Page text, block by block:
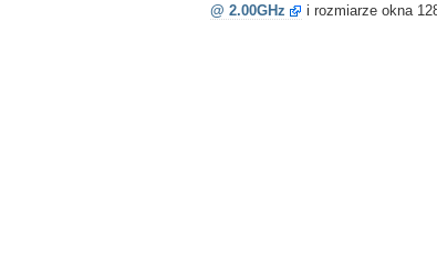
@ 2.00GHz
i rozmiarze okna